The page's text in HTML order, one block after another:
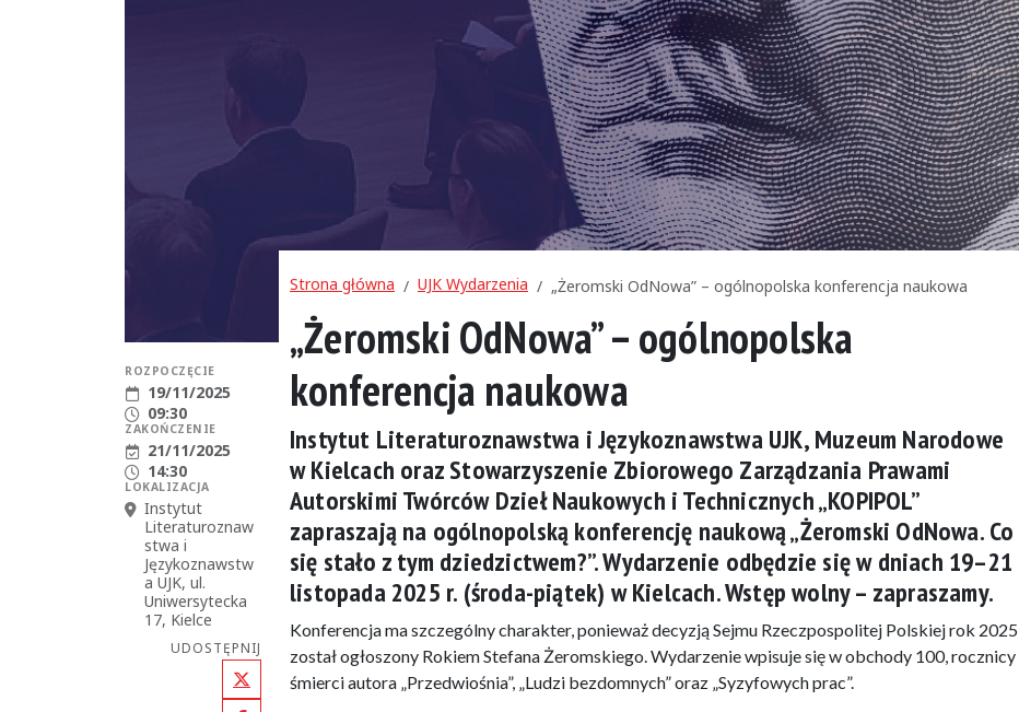
ROZPOCZĘCIE
Data rozpoczęcia:
19/11/2025
Godzina rozpoczęcia:
09:30
ZAKOŃCZENIE
Data zakończenia:
21/11/2025
Godzina zakończenia:
14:30
LOKALIZACJA
Miejsce:
Instytut
Literaturoznaw
stwa i
Językoznawstw
a UJK, ul.
Uniwersytecka
17, Kielce
UDOSTĘPNIJ
X (Twitter)
Strona główna UJK Wydarzenia „Żeromski OdNowa” – ogólnopolska konferencja naukowa
„Żeromski OdNowa” – ogólnopolska
konferencja naukowa
Instytut Literaturoznawstwa i Językoznawstwa UJK, Muzeum Narodowe
w Kielcach oraz Stowarzyszenie Zbiorowego Zarządzania Prawami
Autorskimi Twórców Dzieł Naukowych i Technicznych „KOPIPOL”
zapraszają na ogólnopolską konferencję naukową „Żeromski OdNowa. Co
się stało z tym dziedzictwem?”. Wydarzenie odbędzie się w dniach 19–21
listopada 2025 r. (środa-piątek) w Kielcach. Wstęp wolny – zapraszamy.
Konferencja ma szczególny charakter, ponieważ decyzją Sejmu Rzeczpospolitej Polskiej rok 2025
został ogłoszony Rokiem Stefana Żeromskiego. Wydarzenie wpisuje się w obchody 100, rocznicy
śmierci autora „Przedwiośnia”, „Ludzi bezdomnych” oraz „Syzyfowych prac”.